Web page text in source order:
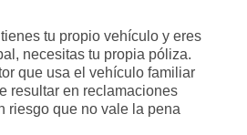
tu propio vehículo y eres
necesitas tu propia póliza.
que usa el vehículo familiar
resultar en reclamaciones
riesgo que no vale la pena